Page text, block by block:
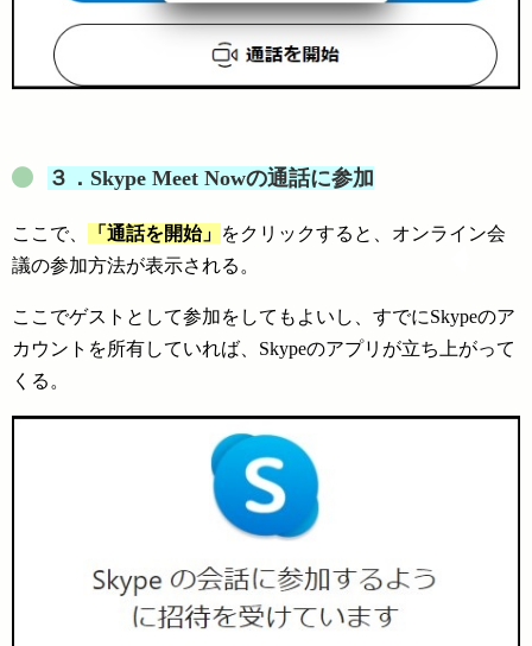
３． Skype Meet Nowの通話に参加
ここで、 「通話を開始」 をクリックすると、オンライン会
議の参加方法が表示される。
ここでゲストとして参加をしてもよいし、すでにSkypeのア
カウントを所有していれば、Skypeのアプリが立ち上がって
くる。